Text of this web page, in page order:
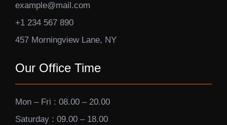
example@mail.com
+1 234 567 890
457 Morningview Lane, NY
Our Office Time
Mon – Fri : 08.00 – 20.00
Saturday : 09.00 – 18.00